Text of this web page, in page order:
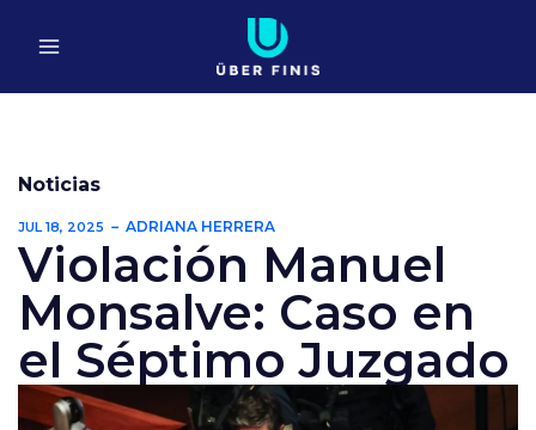
Noticias
JUL 18, 2025 ADRIANA HERRERA
Violación Manuel
Monsalve: Caso en
el Séptimo Juzgado